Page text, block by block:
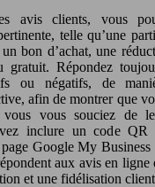
avis clients, vous
telle qu’une
bon d’achat, une
gratuit. Répondez
ou négatifs, de
afin de montrer que
vous souciez de
inclure un code QR
Google My
aux avis en ligne
et une fidélisation